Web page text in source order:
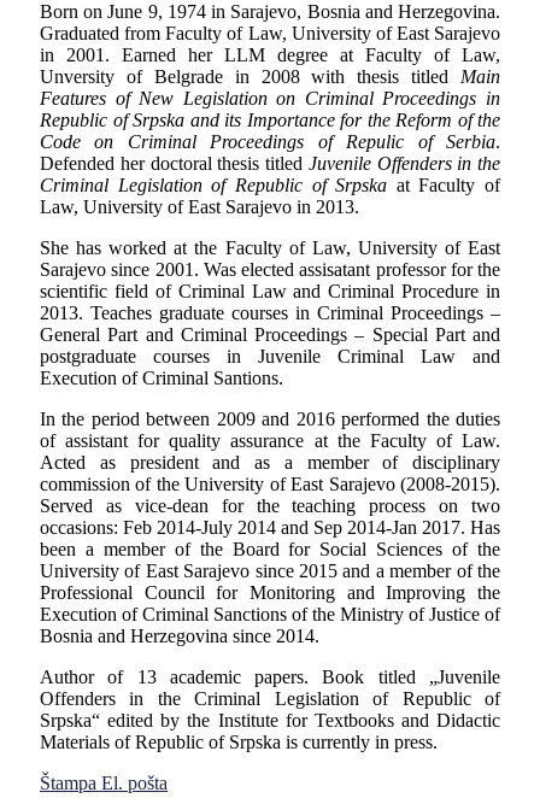
Born on June 9, 1974 in Sarajevo, Bosnia and Herzegovina.
Graduated from Faculty of Law, University of East Sarajevo
in 2001. Earned her LLM degree at Faculty of Law,
Unversity of Belgrade in 2008 with thesis titled Main
Features of New Legislation on Criminal Proceedings in
Republic of Srpska and its Importance for the Reform of the
Code on Criminal Proceedings of Repulic of Serbia.
Defended her doctoral thesis titled Juvenile Offenders in the
Criminal Legislation of Republic of Srpska at Faculty of
Law, University of East Sarajevo in 2013.
She has worked at the Faculty of Law, University of East
Sarajevo since 2001. Was elected assisatant professor for the
scientific field of Criminal Law and Criminal Procedure in
2013. Teaches graduate courses in Criminal Proceedings –
General Part and Criminal Proceedings – Special Part and
postgraduate courses in Juvenile Criminal Law and
Execution of Criminal Santions.
In the period between 2009 and 2016 performed the duties
of assistant for quality assurance at the Faculty of Law.
Acted as president and as a member of disciplinary
commission of the University of East Sarajevo (2008-2015).
Served as vice-dean for the teaching process on two
occasions: Feb 2014-July 2014 and Sep 2014-Jan 2017. Has
been a member of the Board for Social Sciences of the
University of East Sarajevo since 2015 and a member of the
Professional Council for Monitoring and Improving the
Execution of Criminal Sanctions of the Ministry of Justice of
Bosnia and Herzegovina since 2014.
Author of 13 academic papers. Book titled „Juvenile
Offenders in the Criminal Legislation of Republic of
Srpska“ edited by the Institute for Textbooks and Didactic
Materials of Republic of Srpska is currently in press.
Štampa El. pošta